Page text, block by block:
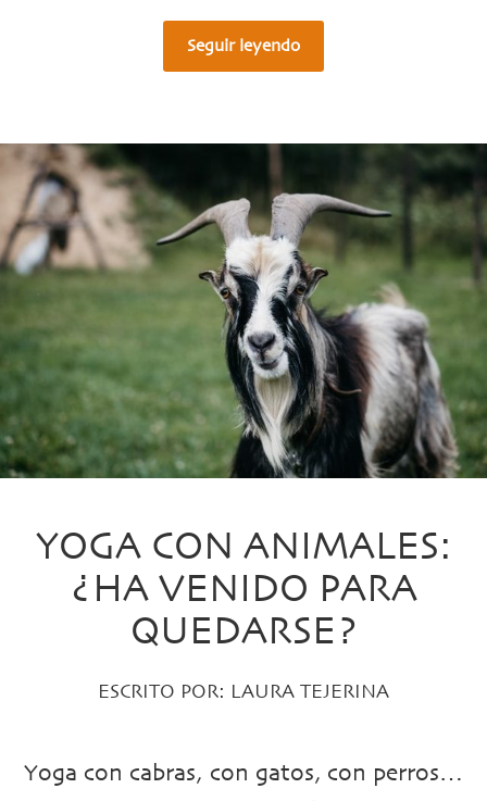
Seguir leyendo
YOGA CON ANIMALES:
¿HA VENIDO PARA
QUEDARSE?
ESCRITO POR: LAURA TEJERINA
Yoga con cabras, con gatos, con perros…